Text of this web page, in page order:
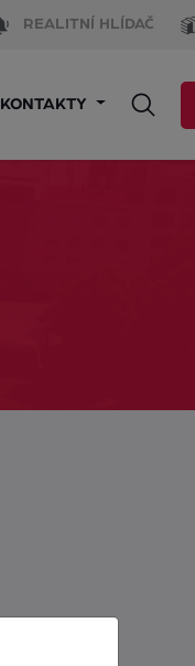
REALITNÍ HLÍDAČ
KONTAKTY